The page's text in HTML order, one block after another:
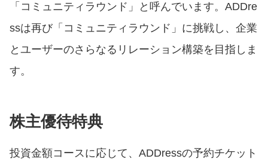
「コミュニティラウンド」と呼んでいます。ADDre
ssは再び「コミュニティラウンド」に挑戦し、企業
とユーザーのさらなるリレーション構築を目指しま
す。
株主優待特典
投資金額コースに応じて、ADDressの予約チケット